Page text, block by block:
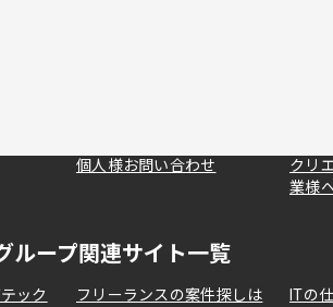
個人様お問い合わせ
クリ
業様
ループ関連サイト一覧
ック
フリーランスの案件探しは
ITの